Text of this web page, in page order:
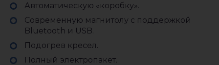
Автоматическую «коробку».
Современную магнитолу с поддержкой
Bluetooth и USB.
Подогрев кресел.
Полный электропакет.